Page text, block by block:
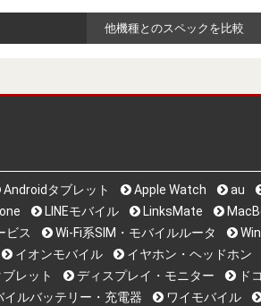
他機種とのスペックを比較
Androidタブレット Apple Watch au
LINEモバイル LinksMate
ビス Wi-Fi系SIM・モバイルルータ
イオンモバイル イヤホン・ヘッドホン
ブレット ディスプレイ・モニター ド
イルバッテリー・充電器 ワイモバイル